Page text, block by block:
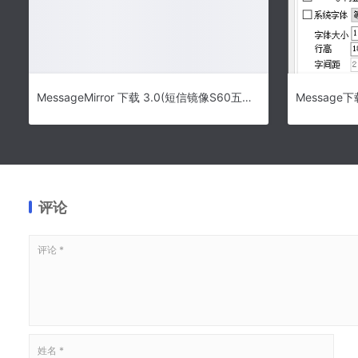
MessageMirror 下载 3.0(短信镜像S60五版) 安装版 – MessageMirror 短
评论